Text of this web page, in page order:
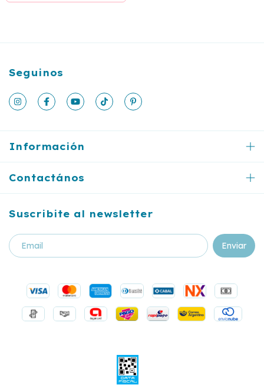
Seguinos
Información
Contactános
Suscribite al newsletter